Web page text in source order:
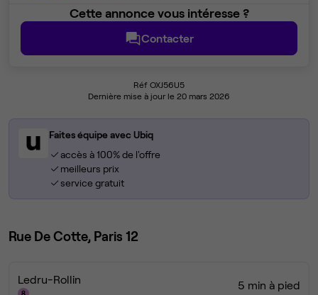
Cette annonce vous intéresse ?
Contacter
Réf OXJ56U5
Dernière mise à jour le 20 mars 2026
Faites équipe avec Ubiq
accès à 100% de l'offre
meilleurs prix
service gratuit
Rue De Cotte, Paris 12
Ledru-Rollin 5 min à pied